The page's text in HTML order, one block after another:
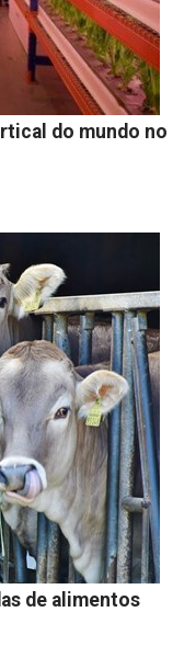
do mundo no
de alimentos